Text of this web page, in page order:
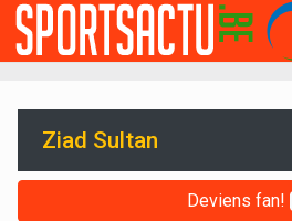
Ziad Sultan
Deviens fan!